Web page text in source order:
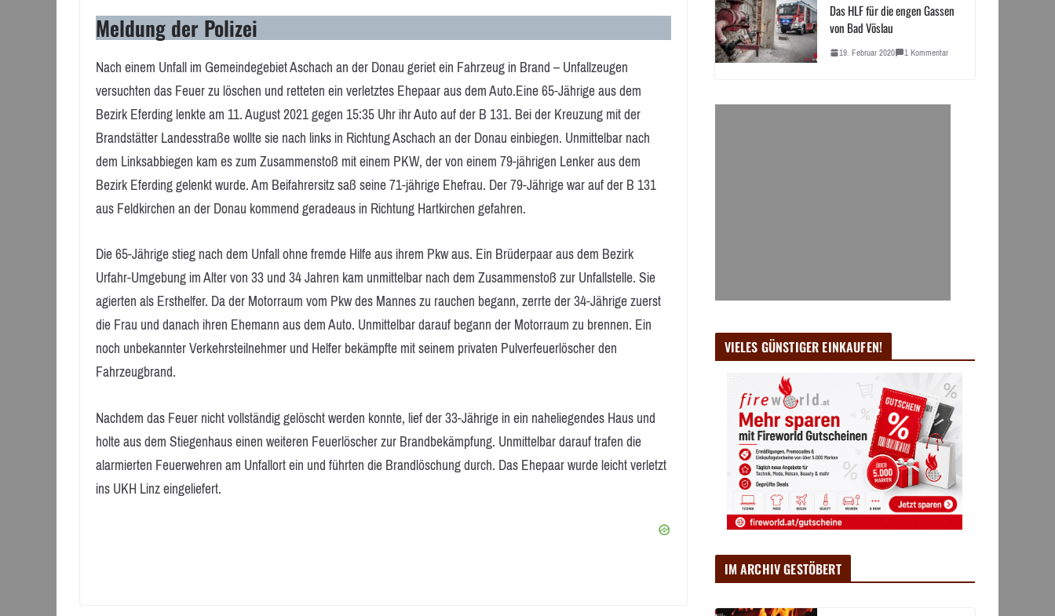
Meldung der Polizei
Nach einem Unfall im Gemeindegebiet Aschach an der Donau geriet ein Fahrzeug in Brand – Unfallzeugen
versuchten das Feuer zu löschen und retteten ein verletztes Ehepaar aus dem Auto.Eine 65-Jährige aus dem
Bezirk Eferding lenkte am 11. August 2021 gegen 15:35 Uhr ihr Auto auf der B 131. Bei der Kreuzung mit der
Brandstätter Landesstraße wollte sie nach links in Richtung Aschach an der Donau einbiegen. Unmittelbar nach
dem Linksabbiegen kam es zum Zusammenstoß mit einem PKW, der von einem 79-jährigen Lenker aus dem
Bezirk Eferding gelenkt wurde. Am Beifahrersitz saß seine 71-jährige Ehefrau. Der 79-Jährige war auf der B 131
aus Feldkirchen an der Donau kommend geradeaus in Richtung Hartkirchen gefahren.
Die 65-Jährige stieg nach dem Unfall ohne fremde Hilfe aus ihrem Pkw aus. Ein Brüderpaar aus dem Bezirk
Urfahr-Umgebung im Alter von 33 und 34 Jahren kam unmittelbar nach dem Zusammenstoß zur Unfallstelle. Sie
agierten als Ersthelfer. Da der Motorraum vom Pkw des Mannes zu rauchen begann, zerrte der 34-Jährige zuerst
die Frau und danach ihren Ehemann aus dem Auto. Unmittelbar darauf begann der Motorraum zu brennen. Ein
noch unbekannter Verkehrsteilnehmer und Helfer bekämpfte mit seinem privaten Pulverfeuerlöscher den
Fahrzeugbrand.
Nachdem das Feuer nicht vollständig gelöscht werden konnte, lief der 33-Jährige in ein naheliegendes Haus und
holte aus dem Stiegenhaus einen weiteren Feuerlöscher zur Brandbekämpfung. Unmittelbar darauf trafen die
alarmierten Feuerwehren am Unfallort ein und führten die Brandlöschung durch. Das Ehepaar wurde leicht verletzt
ins UKH Linz eingeliefert.
Das HLF für die engen Gassen
von Bad Vöslau
19. Februar 2020 1 Kommentar
VIELES GÜNSTIGER EINKAUFEN!
IM ARCHIV GESTÖBERT